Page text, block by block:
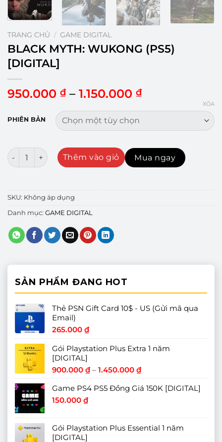
TRANG CHỦ / GAME DIGITAL
BLACK MYTH: WUKONG (PS5)
[DIGITAL]
950.000 ₫ – 1.150.000 ₫Khoảng
950.000 ₫
1.150.000 ₫
PHIÊN BẢN
XÓA
BLACK MYTH: WUKONG (PS5) [DIGITAL] số lượng
Thêm vào giỏ Mua ngay
SKU: Không áp dụng
Danh mục: GAME DIGITAL
SẢN PHẨM ĐANG HOT
Thẻ PSN Gift Card 10$ - US (Gửi mã qua
Email)
265.000 ₫
Gói Playstation Plus Extra 1 năm
[DIGITAL]
900.000 ₫ – 1.450.000 ₫Khoảng
từ
Game PS4 PS5 Đồng Giá 150K [DIGITAL]
150.000 ₫
Gói Playstation Plus Essential 1 năm
[DIGITAL]